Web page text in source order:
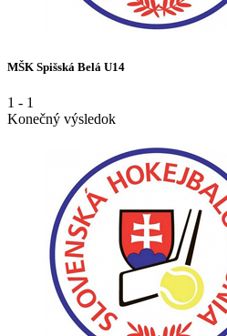
MŠK Spišská Belá U14
1 - 1
Konečný výsledok